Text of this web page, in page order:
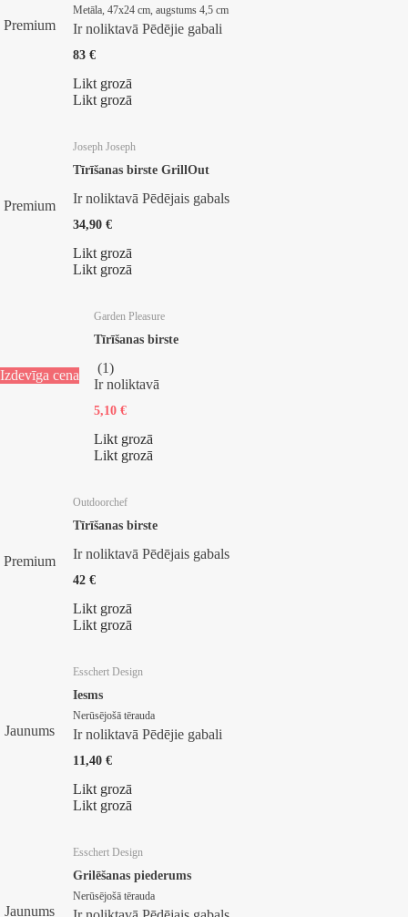
Premium
Metāla, 47x24 cm, augstums 4,5 cm
Ir noliktavā Pēdējie gabali
83 €
Likt grozā
Likt grozā
Premium
Joseph Joseph
Tīrīšanas birste GrillOut
Ir noliktavā Pēdējais gabals
34,90 €
Likt grozā
Likt grozā
Izdevīga cena
Garden Pleasure
Tīrīšanas birste
(1)
Ir noliktavā
5,10 €
Likt grozā
Likt grozā
Premium
Outdoorchef
Tīrīšanas birste
Ir noliktavā Pēdējais gabals
42 €
Likt grozā
Likt grozā
Jaunums
Esschert Design
Iesms
Nerūsējošā tērauda
Ir noliktavā Pēdējie gabali
11,40 €
Likt grozā
Likt grozā
Jaunums
Esschert Design
Grilēšanas piederums
Nerūsējošā tērauda